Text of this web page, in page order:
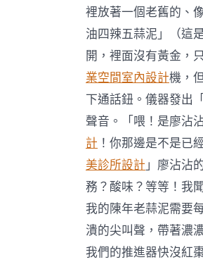
裡放著一個老舊的、
油四辣五蒜泥」（這
開，裡面沒有黃金，
業空間室內設計機，
下通話鈕。儀器發出
聲音。「喂！是廖沾
計 ！你那邊是不是已
美診所設計」廖沾沾
務？酸味？等等！我
我的陳年老蒜泥需要
潰的尖叫聲，帶著濃
我們的推進器快沒紅